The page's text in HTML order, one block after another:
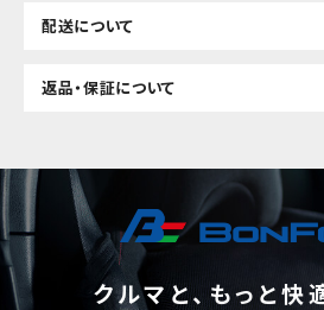
配送について
返品・保証について
クルマと、もっと快